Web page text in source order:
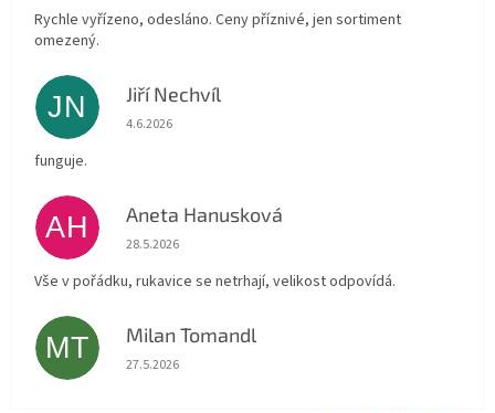
Rychle vyřízeno, odesláno. Ceny příznivé, jen sortiment
omezený.
JN Jiří Nechvíl
Hodnocení obchodu je 5 z 5 hvězdiček.
4.6.2026
funguje.
AH Aneta Hanusková
Hodnocení obchodu je 5 z 5 hvězdiček.
28.5.2026
Vše v pořádku, rukavice se netrhají, velikost odpovídá.
MT Milan Tomandl
Hodnocení obchodu je 5 z 5 hvězdiček.
27.5.2026